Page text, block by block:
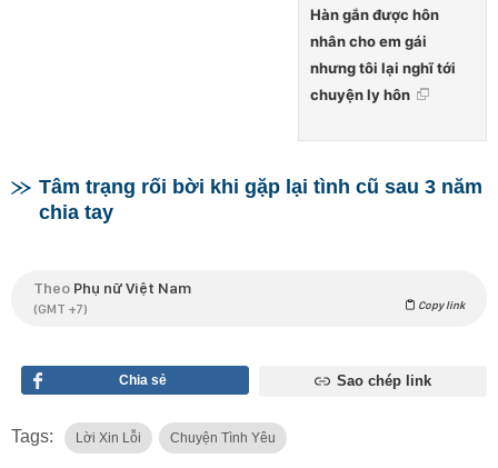
Hàn gắn được hôn
nhân cho em gái
nhưng tôi lại nghĩ tới
chuyện ly hôn
Tâm trạng rối bời khi gặp lại tình cũ sau 3 năm
chia tay
Theo Phụ nữ Việt Nam
(GMT +7) Copy link
Chia sẻ Sao chép link
Tags: Lời Xin Lỗi Chuyện Tình Yêu